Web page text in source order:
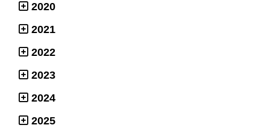
2020
2021
2022
2023
2024
2025